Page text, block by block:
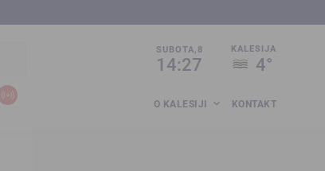
SUBOTA,8
14:27
KALESIJA
4°
O KALESIJI KONTAKT